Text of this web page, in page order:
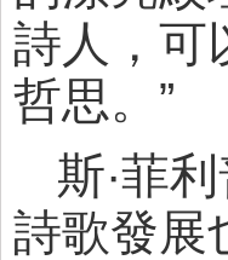
詩人，可
哲思。”
斯·菲
詩歌發展